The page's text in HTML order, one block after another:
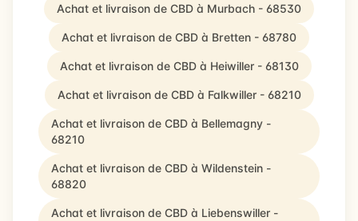
Achat et livraison de CBD à Murbach - 68530
Achat et livraison de CBD à Bretten - 68780
Achat et livraison de CBD à Heiwiller - 68130
Achat et livraison de CBD à Falkwiller - 68210
Achat et livraison de CBD à Bellemagny -
68210
Achat et livraison de CBD à Wildenstein -
68820
Achat et livraison de CBD à Liebenswiller -